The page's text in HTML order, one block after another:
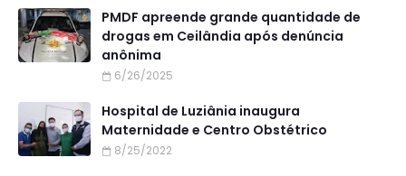
PMDF apreende grande quantidade de
drogas em Ceilândia após denúncia
anônima
6/26/2025
Hospital de Luziânia inaugura
Maternidade e Centro Obstétrico
8/25/2022